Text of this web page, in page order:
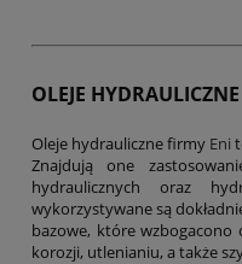
OLEJE
Oleje hydrauliczne firmy Eni
Znajdują one
hydraulicznych oraz
wykorzystywane są
bazowe, które wzbogacono
korozji, utlenianiu, a także